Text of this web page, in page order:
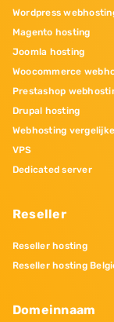
Wordpress
Magento hosting
Joomla hosting
Woocommerce
Prestashop
Drupal hosting
Webhosting
VPS
Dedicated server
Reseller
Reseller hosting
Reseller hosting
Domeinnaam